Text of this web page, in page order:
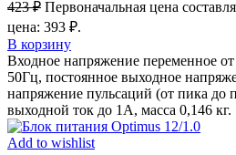
423₽ Первоначальная цена
цена: 393 ₽.
В корзину
Входное напряжение переменное
50Гц, постоянное выходное
напряжение пульсаций (от пика до
выходной ток до 1А, масса 0,146 кг.
Add to wishlist